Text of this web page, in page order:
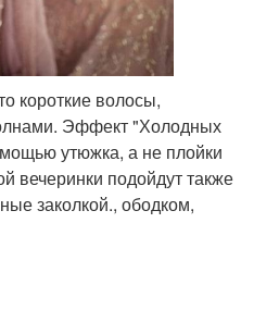
короткие волосы,
Эффект "Холодных
утюжка, а не плойки
вечеринки подойдут также
заколкой., ободком,